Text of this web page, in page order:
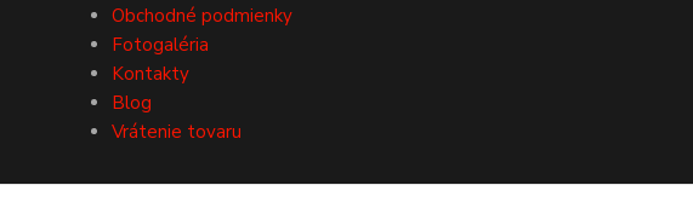
Obchodné podmienky
Fotogaléria
Kontakty
Blog
Vrátenie tovaru